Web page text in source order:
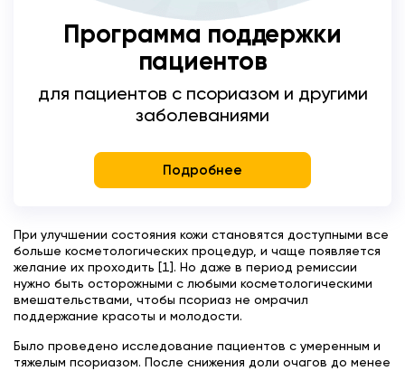
Программа поддержки
пациентов
для пациентов с псориазом и другими
заболеваниями
Подробнее
При улучшении состояния кожи становятся доступными все
больше косметологических процедур, и чаще появляется
желание их проходить [1]. Но даже в период ремиссии
нужно быть осторожными с любыми косметологическими
вмешательствами, чтобы псориаз не омрачил
поддержание красоты и молодости.
Было проведено исследование пациентов с умеренным и
тяжелым псориазом. После снижения доли очагов до менее